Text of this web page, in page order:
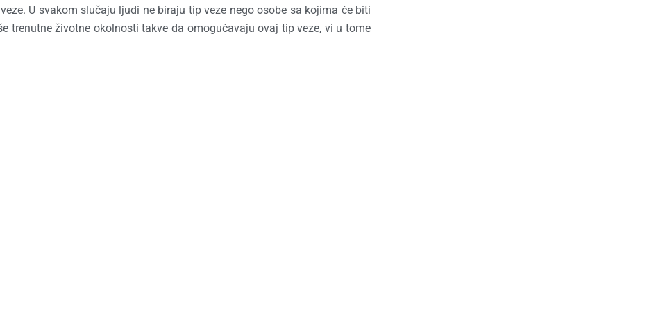
U svakom slučaju ljudi ne biraju tip veze nego osobe sa kojima će biti
trenutne životne okolnosti takve da omogućavaju ovaj tip veze, vi u tome